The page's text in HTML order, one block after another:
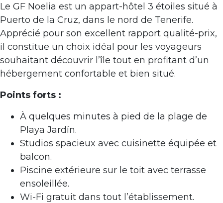
Le GF Noelia est un appart-hôtel 3 étoiles situé à
Puerto de la Cruz, dans le nord de Tenerife.
Apprécié pour son excellent rapport qualité-prix,
il constitue un choix idéal pour les voyageurs
souhaitant découvrir l’île tout en profitant d’un
hébergement confortable et bien situé.
Points forts :
À quelques minutes à pied de la plage de
Playa Jardín.
Studios spacieux avec cuisinette équipée et
balcon.
Piscine extérieure sur le toit avec terrasse
ensoleillée.
Wi-Fi gratuit dans tout l’établissement.